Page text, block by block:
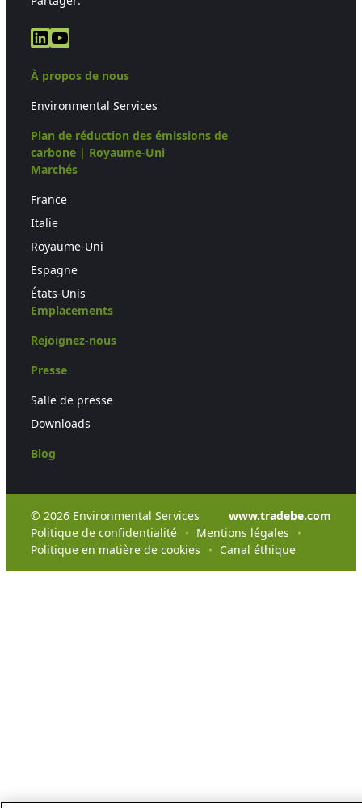
LinkedIn
YouTube
À propos de nous
Environmental Services
Plan de réduction des émissions de
carbone | Royaume-Uni
Marchés
France
Italie
Royaume-Uni
Espagne
États-Unis
Emplacements
Rejoignez-nous
Presse
Salle de presse
Downloads
Blog
© 2026 Environmental Services
www.tradebe.com
Politique de confidentialité
Mentions légales
Politique en matière de cookies
Canal éthique